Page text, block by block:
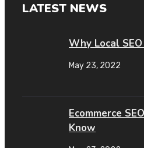
LATEST NEWS
Why Local
May 23, 2022
Ecommerce
Know